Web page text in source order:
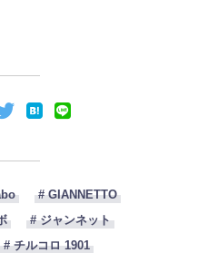
# GIANNETTO
# ジャンネット
# チルコロ 1901